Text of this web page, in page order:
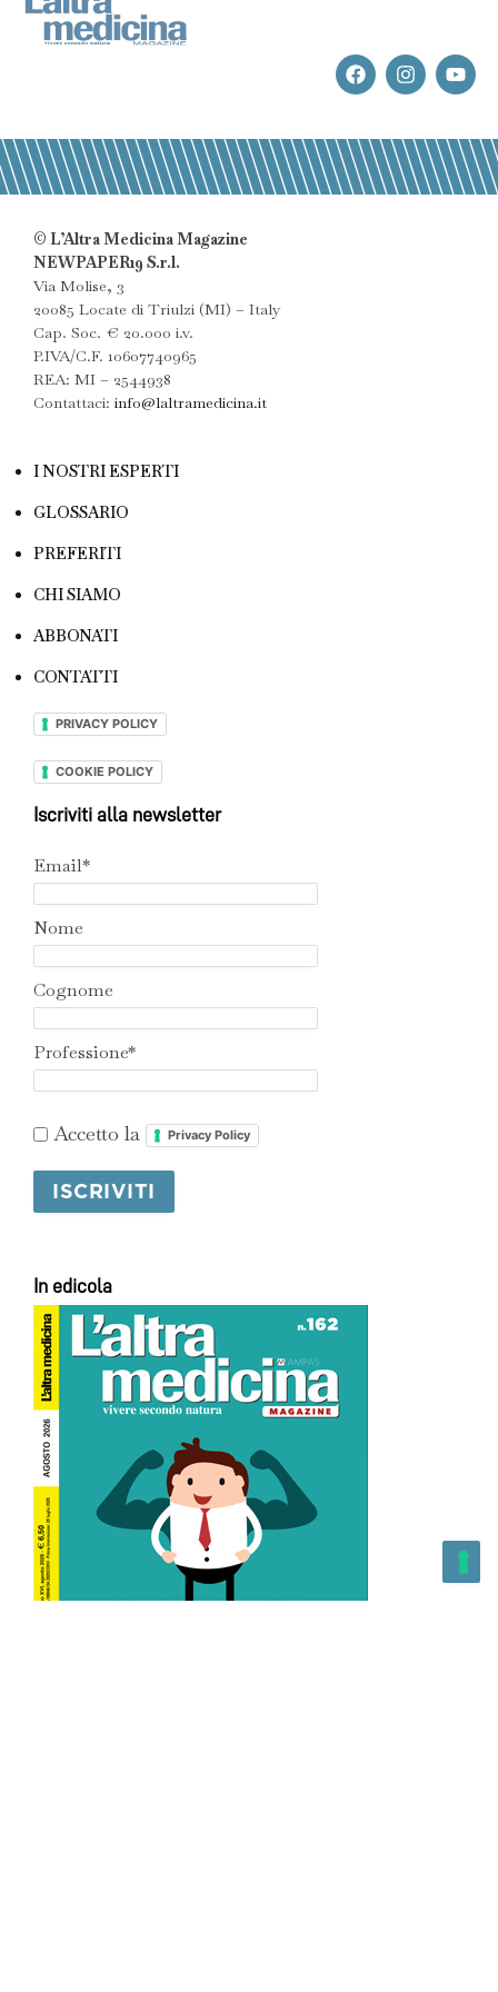
© L’Altra Medicina Magazine
NEWPAPER19 S.r.l.
Via Molise, 3
20085 Locate di Triulzi (MI) – Italy
Cap. Soc. € 20.000 i.v.
P.IVA/C.F. 10607740965
REA: MI – 2544938
Contattaci: info@laltramedicina.it
I NOSTRI ESPERTI
GLOSSARIO
PREFERITI
CHI SIAMO
ABBONATI
CONTATTI
PRIVACY POLICY
COOKIE POLICY
Iscriviti alla newsletter
Email*
Nome
Cognome
Professione*
Accetto la Privacy Policy
In edicola